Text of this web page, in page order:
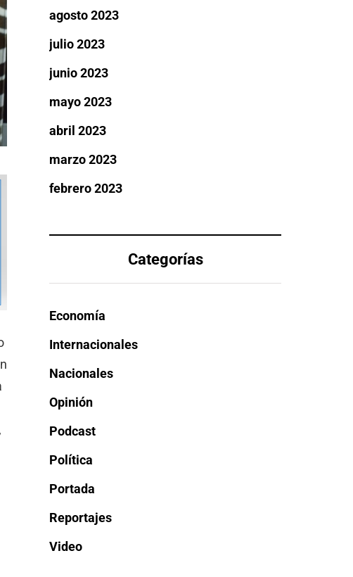
agosto 2023
julio 2023
junio 2023
mayo 2023
abril 2023
marzo 2023
febrero 2023
Categorías
Economía
Internacionales
Nacionales
Opinión
Podcast
Política
Portada
Reportajes
Video